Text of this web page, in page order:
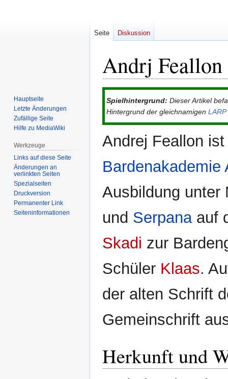
Andrj Feallon
Zur
Navigation
springen
Zur
Suche
springen
Spielhintergrund: Dieser Artikel
Hintergrund der gleichnamigen LARP
Andrej Feallon
Bardenakademie
Ausbildung
und Serpanaauf
Skadi zur
Schüler Klaas.
der alten Schrift
Gemeinschrift
Herkunft und
Seite Diskussion
Hauptseite
Letzte Änderungen
Zufällige Seite
Hilfe zu MediaWiki
Werkzeuge
Links auf diese Seite
Änderungen an
verlinkten Seiten
Spezialseiten
Druckversion
Permanenter Link
Seiten­­informationen